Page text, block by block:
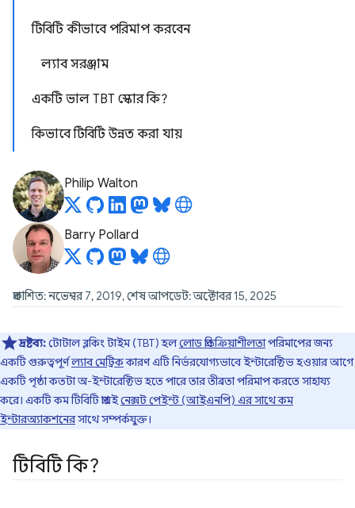
টিবিটি কীভাবে পরিমাপ করবেন
ল্যাব সরঞ্জাম
একটি ভাল TBT স্কোর কি?
কিভাবে টিবিটি উন্নত করা যায়
Philip Walton
Barry Pollard
প্রকাশিত: নভেম্বর 7, 2019, শেষ আপডেট: অক্টোবর 15, 2025
দ্রষ্টব্য:টোটাল ব্লকিং টাইম (TBT) হললোড প্রতিক্রিয়াশীলতাপরিমাপের জন্য
একটি গুরুত্বপূর্ণল্যাব মেট্রিককারণ এটি নির্ভরযোগ্যভাবে ইন্টারেক্টিভ হওয়ার আগে
একটি পৃষ্ঠা কতটা অ-ইন্টারেক্টিভ হতে পারে তার তীব্রতা পরিমাপ করতে সাহায্য
করে। একটি কম টিবিটি প্রায়ইনেক্সট পেইন্ট (আইএনপি) এর সাথে কম
ইন্টারঅ্যাকশনেরসাথে সম্পর্কযুক্ত।
টিবিটি কি?